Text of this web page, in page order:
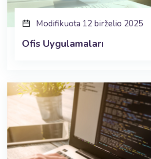
Modifikuota 12 birželio 2025
Ofis Uygulamaları